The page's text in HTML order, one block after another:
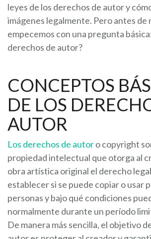
leyes de los derechos de autor y
imágenes legalmente. Pero antes de
empecemos con una pregunta
derechos de autor?
CONCEPTOS
DE LOS
AUTOR
Los derechos de autoro copyright
propiedad intelectual que otorga al
obra artística original el derecho
establecer si se puede copiar o usar
personas y bajo qué condiciones
normalmente durante un período
De manera más sencilla, el objetivo